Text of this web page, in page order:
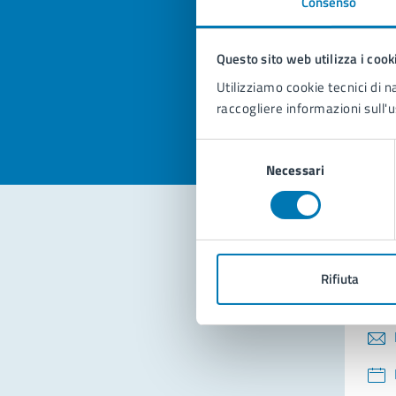
Questo sito web utilizza i
Utilizziamo cookie tecnici di
raccogliere informazioni
consenso
Necessari
Rifiuta